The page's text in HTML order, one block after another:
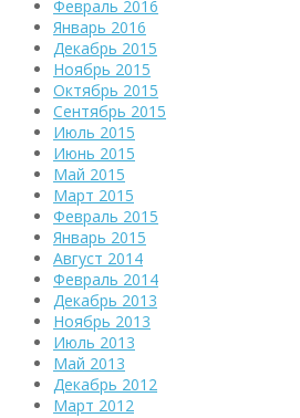
Февраль 2016
Январь 2016
Декабрь 2015
Ноябрь 2015
Октябрь 2015
Сентябрь 2015
Июль 2015
Июнь 2015
Май 2015
Март 2015
Февраль 2015
Январь 2015
Август 2014
Февраль 2014
Декабрь 2013
Ноябрь 2013
Июль 2013
Май 2013
Декабрь 2012
Март 2012